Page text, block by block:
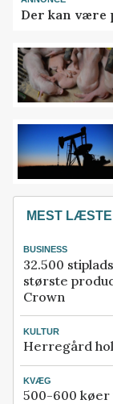
Der kan være
MEST LÆSTE
BUSINESS
32.500
største
Crown
KULTUR
Herregård
KVÆG
500-600